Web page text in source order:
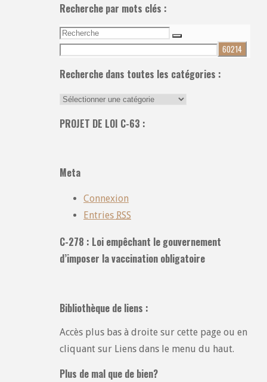
Recherche par mots clés :
Recherche
pour:
Recherche
Recherche dans toutes les catégories :
Recherche
toutes
PROJET DE LOI C-63 :
Meta
Connexion
Entries RSS
C-278 : Loi empêchant le gouvernement
d’imposer la vaccination obligatoire
Bibliothèque de liens :
Accès plus bas à droite sur cette page ou en
cliquant sur Liens dans le menu du haut.
Plus de mal que de bien?